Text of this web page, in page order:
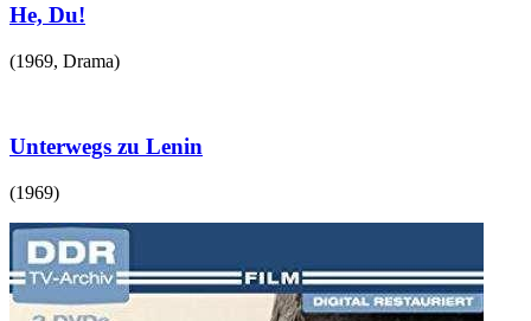
He, Du!
(1969, Drama)
Unterwegs zu Lenin
(1969)